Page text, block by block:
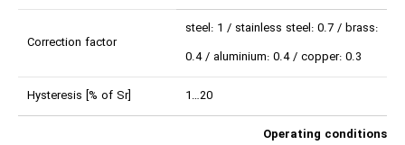
Correction factor
steel: 1 / stainless steel: 0.7 / brass:
0.4 / aluminium: 0.4 / copper: 0.3
Hysteresis [% of Sr] 1…20
Operating conditions